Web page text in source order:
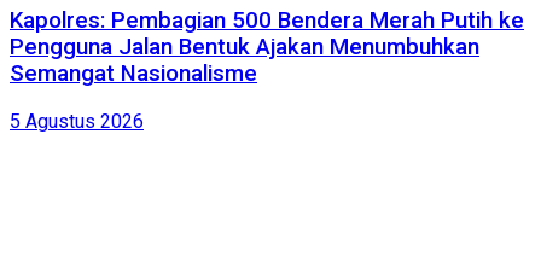
Kapolres: Pembagian 500 Bendera Merah Putih ke
Pengguna Jalan Bentuk Ajakan Menumbuhkan
Semangat Nasionalisme
5 Agustus 2026